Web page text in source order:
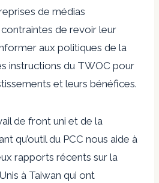
de médias
de revoir leur
aux politiques de la
instructions du TWOC pour
et leurs bénéfices.
de front uni et de la
qu’outil du PCC nous aide à
rapports récents sur la
à Taiwan qui ont